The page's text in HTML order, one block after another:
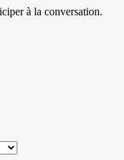
à la conversation.